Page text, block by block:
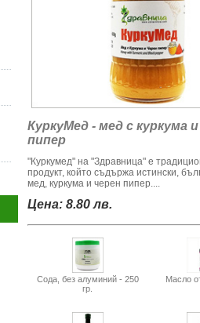
КуркуМед - мед с куркума
пипер
"Куркумед" на "Здравница" е
продукт, който съдържа истински,
мед, куркума и черен пипер....
Цена: 8.80 лв.
Сода, без алуминий - 250
гр.
Масло